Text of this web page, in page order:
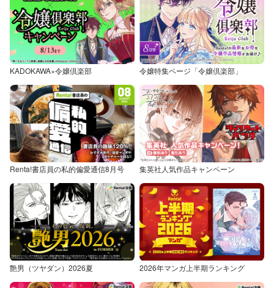
KADOKAWA×令嬢倶楽部 令嬢特集ページ「令嬢倶楽部」
Renta!書店員の私的偏愛通信8月号 集英社人気作品キャンペーン
艶男（ツヤダン）2026夏 2026年マンガ上半期ランキング